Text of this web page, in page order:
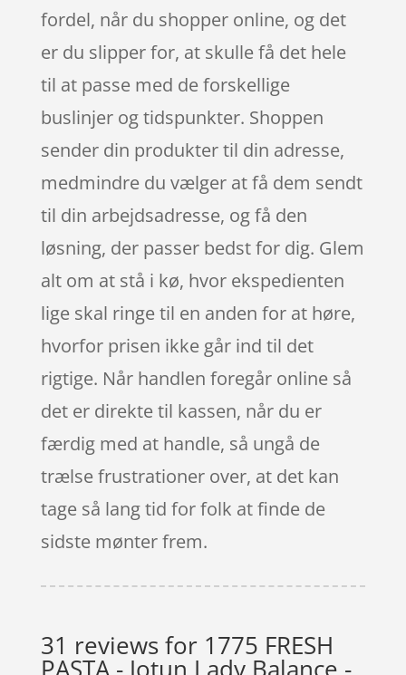
fordel, når du shopper online, og det
er du slipper for, at skulle få det hele
til at passe med de forskellige
buslinjer og tidspunkter. Shoppen
sender din produkter til din adresse,
medmindre du vælger at få dem sendt
til din arbejdsadresse, og få den
løsning, der passer bedst for dig. Glem
alt om at stå i kø, hvor ekspedienten
lige skal ringe til en anden for at høre,
hvorfor prisen ikke går ind til det
rigtige. Når handlen foregår online så
det er direkte til kassen, når du er
færdig med at handle, så ungå de
trælse frustrationer over, at det kan
tage så lang tid for folk at finde de
sidste mønter frem.
31 reviews for 1775 FRESH
PASTA - Jotun Lady Balance -